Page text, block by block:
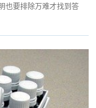
也要排除万难才找到答